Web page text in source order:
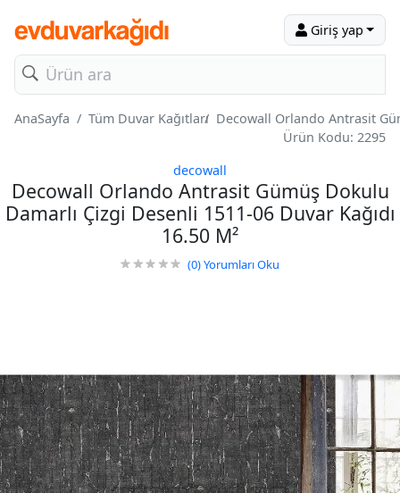
Giriş yap
AnaSayfa Tüm Duvar Kağıtları Decowall Orlando Antrasit
Ürün Kodu: 2295
decowall
Decowall Orlando Antrasit Gümüş Dokulu
Damarlı Çizgi Desenli 1511-06 Duvar Kağıdı
16.50 M²
(0)Yorumları Oku